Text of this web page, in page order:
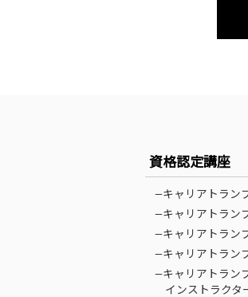
資格認定講座
—キャリアトラン
—キャリアトラン
—キャリアトラン
—キャリアトラン
—キャリアトラン
インストラクタ